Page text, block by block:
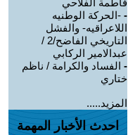
فاطمة الفلاحي
- -الحركة الوطنيه
اللاعراقيه- والفشل
التاريخي الفاضح/2 /
عبدالامير الركابي
- الفساد والكرامة / ناظم
ختاري
المزيد.....
احدث الأخبار المهمة